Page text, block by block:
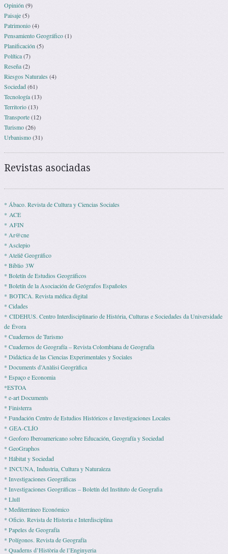
Opinión (9)
Paisaje(5)
Patrimonio(4)
Pensamiento Geográfico(1)
Planificación (5)
Política(7)
Reseña(2)
Riesgos Naturales(4)
Sociedad(61)
Tecnología(13)
Territorio(13)
Transporte(12)
Turismo(26)
Urbanismo(31)
Revistas asociadas
* Ábaco. Revista de Cultura y Ciencias Sociales
* ACE
* AFIN
* Ar@cne
* Asclepio
* Ateliê Geográfico
* Biblio 3W
* Boletín de Estudios Geográficos
* Boletín de la Asociación de Geógrafos Españoles
* BOTICA. Revista médica digital
* Cidades
* CIDEHUS. Centro Interdisciplinario de História, Culturas e Sociedades da Universidade
de Évora
* Cuadernos de Turismo
* Cuadernos de Geografía – Revista Colombiana de Geografía
* Didáctica de las Ciencias Experimentales y Sociales
* Documents d’Anàlisi Geogràfica
* Espaço e Economia
*ESTOA
* e-art Documents
* Finisterra
* Fundación Centro de Estudios Históricos e Investigaciones Locales
* GEA-CLÍO
* Geoforo Iberoamericano sobre Educación, Geografía y Sociedad
* GeoGraphos
* Hábitat y Sociedad
* INCUNA, Industria, Cultura y Naturaleza
* Investigaciones Geográficas
* Investigaciones Geográficas – Boletín del Instituto de Geografia
* Llull
* Mediterráneo Económico
* Ofi­cio. Revista de His­to­ria e Interdisciplina
* Pape­les de Geografía
* Polígonos. Revista de Geografía
* Quaderns d’Història de l’Enginyeria